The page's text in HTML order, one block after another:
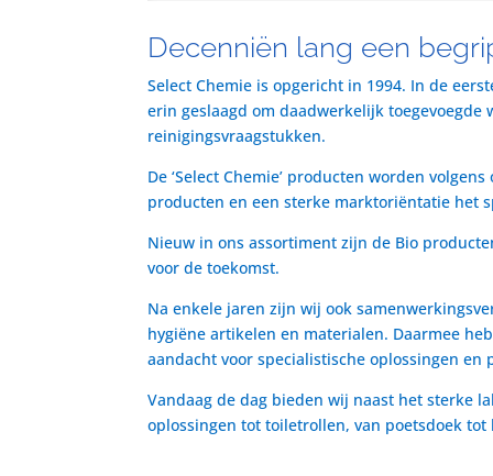
Decenniën lang een
Select Chemie is opgericht in 1994. In de
erin geslaagd om daadwerkelijk
reinigingsvraagstukken.
De ‘Select Chemie’ producten worden
producten en een sterke marktoriëntatie het
Nieuw in ons assortiment zijn de Bio
voor de toekomst.
Na enkele jaren zijn wij ook
hygiëne artikelen en materialen. Daarmee
aandacht voor specialistische oplossingen en
Vandaag de dag bieden wij naast het sterke
oplossingen tot toiletrollen, van poetsdoek